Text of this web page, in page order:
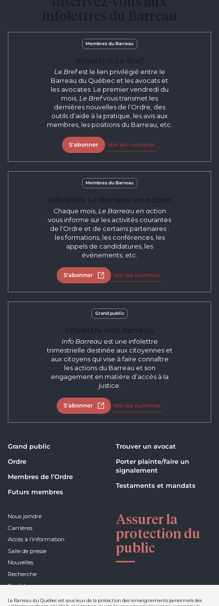
Le Barreau du Québec est soucieux de la protection des renseignements personnels des
Membres du Barreau
Le Brefest le lien privilégié entre le
Barreau du Québec et les avocats et
les avocates. Le premier vendredi du
mois, Le Brefvous transmet les
dernières nouvelles de l’Ordre, des
outils d’aide à la pratique, les avis aux
membres, les positions du Barreau, etc.
S'abonner Voir les numéros
Membres du Barreau
Chaque mois, Le Barreau en action
vous informe sur les activités courantes
de l'Ordre et de certains partenaires :
les formations, les conférences, les
appels de candidatures, les
événements, etc.
S'abonner Ouvrir dans un nouvel onglet
Voir les numéros
Grand public
Info Barreau est une infolettre
trimestrielle destinée aux citoyennes et
aux citoyens qui vise à faire connaître
les actions du Barreau et son
engagement en matière d’accès à la
justice.
S'abonner Ouvrir dans un nouvel onglet
Voir les numéros
Grand public
Ordre
Membres de l’Ordre
Futurs membres
Trouver un avocat
Porter plainte/faire un
signalement
Testaments et mandats
Nous joindre
Carrières
Accès à l’information
Salle de presse
Nouvelles
Recherche
English
Assurer la
protection du
public